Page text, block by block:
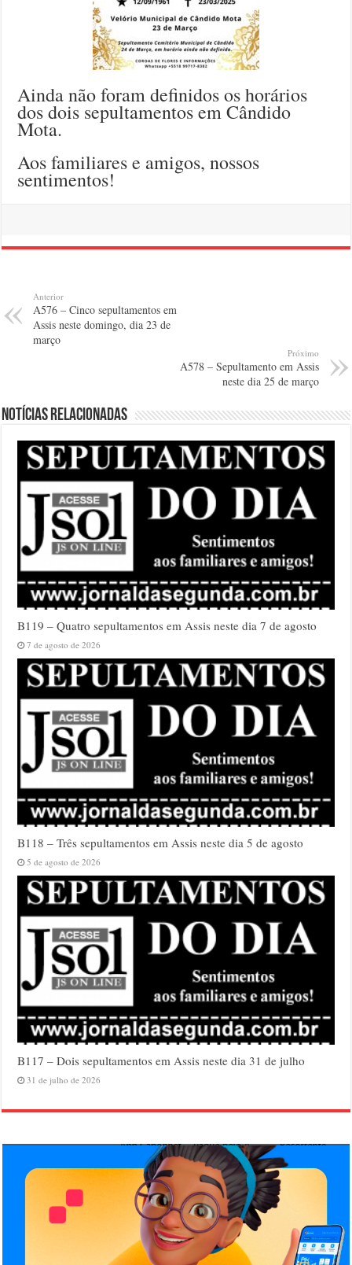
Ainda não foram definidos os horários
dos dois sepultamentos em Cândido
Mota.
Aos familiares e amigos, nossos
sentimentos!
Anterior
A576 – Cinco sepultamentos em
Assis neste domingo, dia 23 de
março
Próximo
A578 – Sepultamento em Assis
neste dia 25 de março
Notícias relacionadas
B119 – Quatro sepultamentos em Assis neste dia 7 de agosto
7 de agosto de 2026
B118 – Três sepultamentos em Assis neste dia 5 de agosto
5 de agosto de 2026
B117 – Dois sepultamentos em Assis neste dia 31 de julho
31 de julho de 2026